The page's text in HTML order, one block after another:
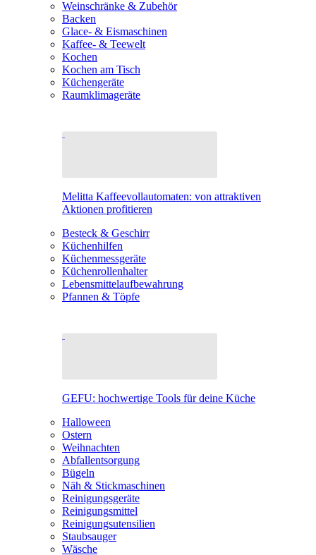
Weinschränke & Zubehör
Backen
Glace- & Eismaschinen
Kaffee- & Teewelt
Kochen
Kochen am Tisch
Küchengeräte
Raumklimageräte
Melitta Kaffeevollautomaten: von attraktiven
Aktionen profitieren
Besteck & Geschirr
Küchenhilfen
Küchenmessgeräte
Küchenrollenhalter
Lebensmittelaufbewahrung
Pfannen & Töpfe
GEFU: hochwertige Tools für deine Küche
Halloween
Ostern
Weihnachten
Abfallentsorgung
Bügeln
Näh & Stickmaschinen
Reinigungsgeräte
Reinigungsmittel
Reinigungsutensilien
Staubsauger
Wäsche